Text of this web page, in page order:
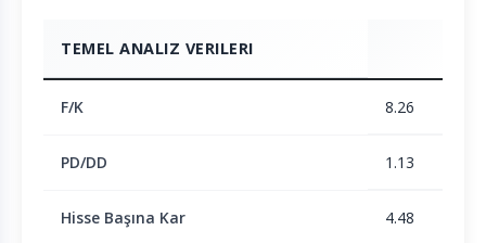
TEMEL ANALIZ VERILERI
F/K 8.26
PD/DD 1.13
Hisse Başına Kar 4.48